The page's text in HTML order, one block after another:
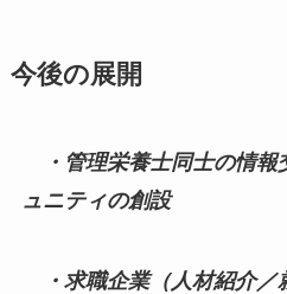
今後の展開
・管理栄養士同士の情報
ュニティの創設
・求職企業（人材紹介／